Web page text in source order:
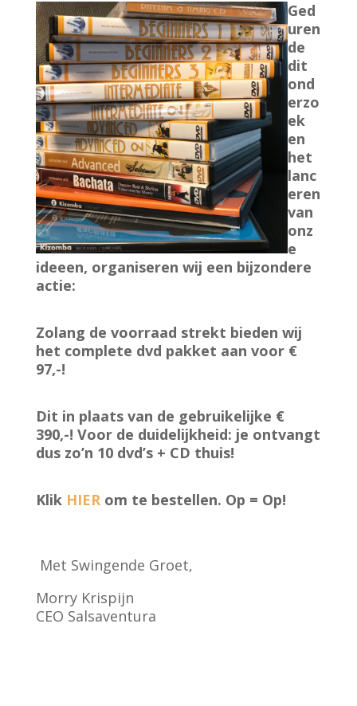
Ged
uren
de
dit
ond
erzo
ek
en
het
lanc
eren
van
onz
e
ideeen, organiseren wij een bijzondere
actie:
Zolang de voorraad strekt bieden wij
het complete dvd pakket aan voor €
97,-!
Dit in plaats van de gebruikelijke €
390,-! Voor de duidelijkheid: je ontvangt
dus zo’n 10 dvd’s + CD thuis!
Klik HIERom te bestellen. Op = Op!
Met Swingende Groet,
Morry Krispijn
CEO Salsaventura